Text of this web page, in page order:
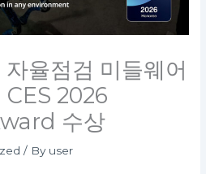
율점검 미들웨어
CES 2026
수상
/ By user